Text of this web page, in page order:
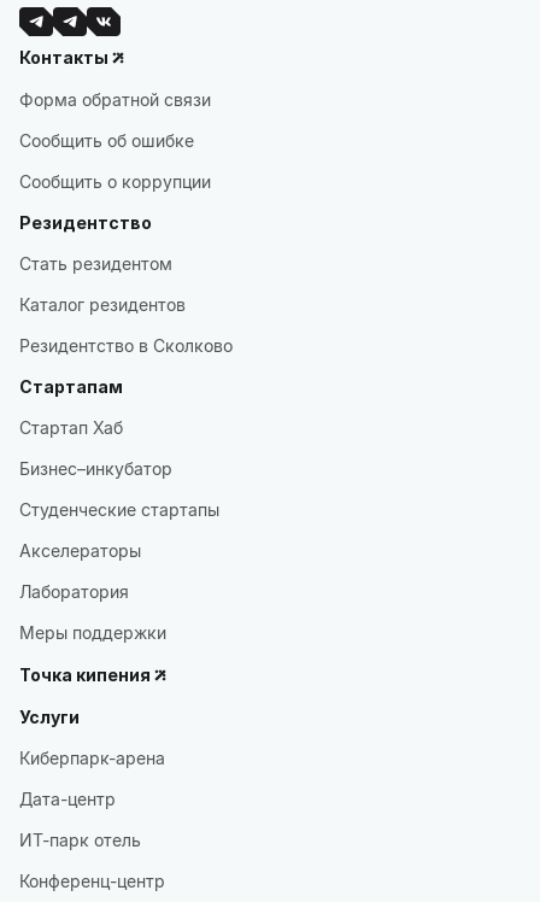
Контакты
Форма обратной связи
Сообщить об ошибке
Сообщить о коррупции
Резидентство
Стать резидентом
Каталог резидентов
Резидентство в Сколково
Стартапам
Стартап Хаб
Бизнес–инкубатор
Студенческие стартапы
Акселераторы
Лаборатория
Меры поддержки
Точка кипения
Услуги
Киберпарк-арена
Дата-центр
ИТ-парк отель
Конференц-центр